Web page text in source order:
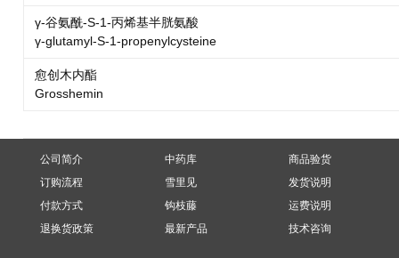
γ-谷氨酰-S-1-丙烯基半胱氨酸
γ-glutamyl-S-1-propenylcysteine
愈创木内酯
Grosshemin
公司简介
订购流程
付款方式
退换货政策
中药库
雪里见
钩枝藤
最新产品
商品验货
发货说明
运费说明
技术咨询